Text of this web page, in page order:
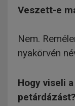
Veszett-e
Nem.
nyakörvén
Hogy viseli
petárdázást?